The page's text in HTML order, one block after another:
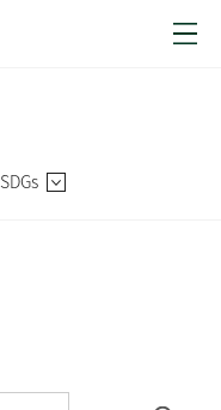
SDGs